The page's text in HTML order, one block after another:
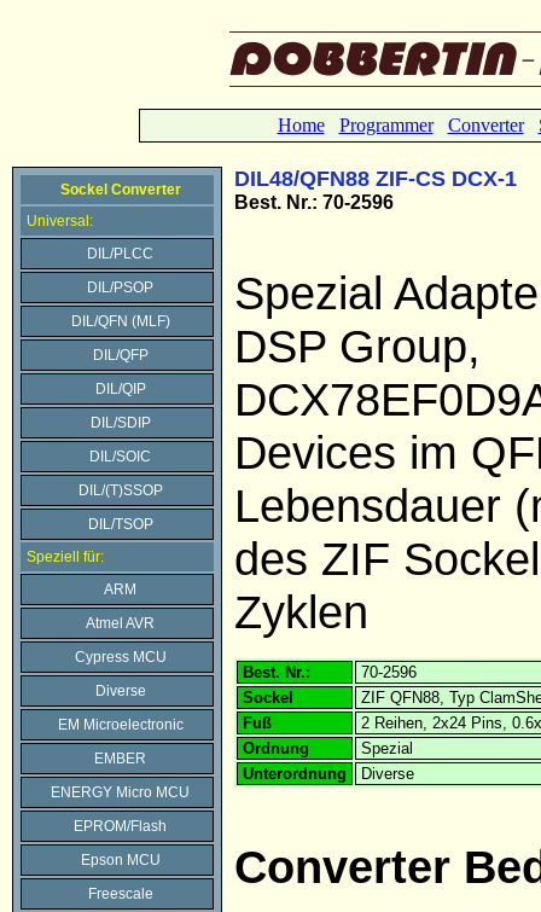
Home Programmer Converter
Sockel Converter
Universal:
DIL/PLCC
DIL/PSOP
DIL/QFN (MLF)
DIL/QFP
DIL/QIP
DIL/SDIP
DIL/SOIC
DIL/(T)SSOP
DIL/TSOP
Speziell für:
ARM
Atmel AVR
Cypress MCU
Diverse
EM Microelectronic
EMBER
ENERGY Micro MCU
EPROM/Flash
Epson MCU
Freescale
DIL48/QFN88 ZIF-CS DCX-1
Best. Nr.: 70-2596
Spezial
DSP Group,
Devices im
Lebensdauer
des ZIF
Zyklen
Best. Nr.:
70-2596
Sockel
ZIF QFN88, Typ
Fuß
2 Reihen, 2x24 Pins,
Ordnung
Spezial
Unterordnung
Diverse
Converter